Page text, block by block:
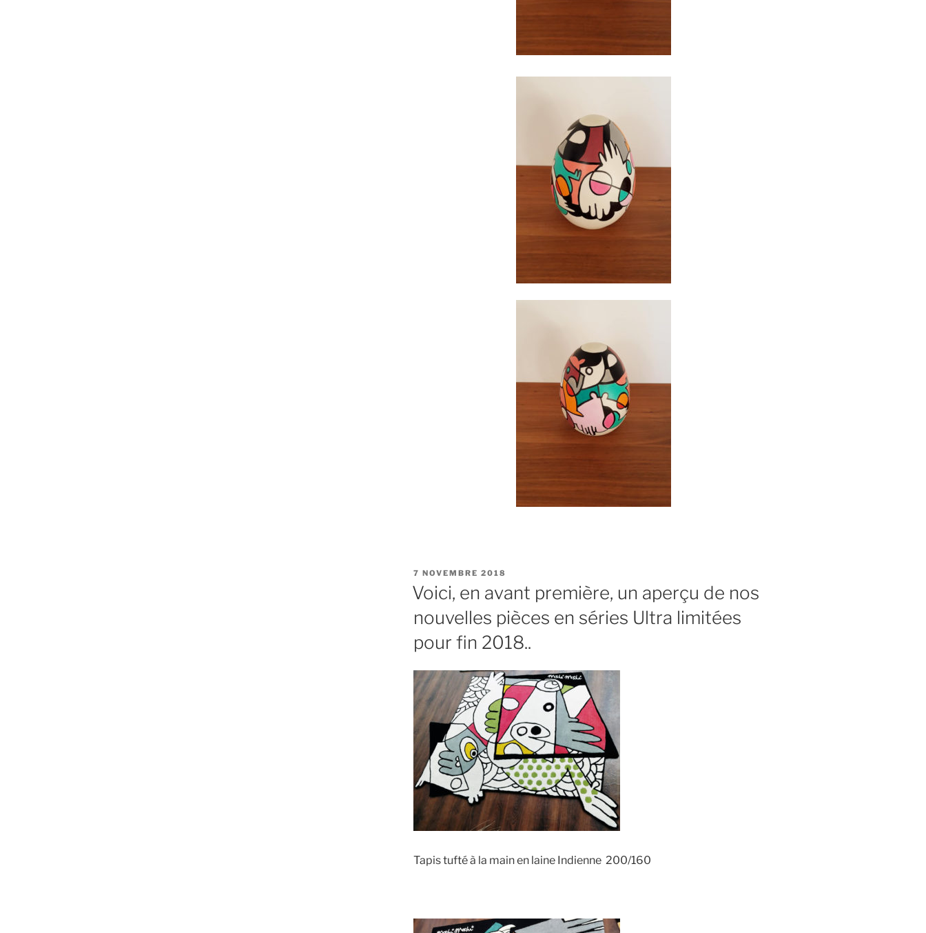
PUBLIÉ
7 NOVEMBRE 2018
Voici, en avant première, un aperçu de nos
nouvelles pièces en séries Ultra limitées
pour fin 2018..
Tapis tufté à la main en laine Indienne 200/160